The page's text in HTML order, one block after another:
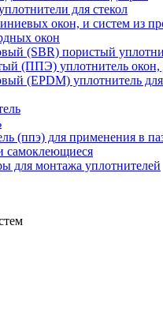
для стекол
окон, и систем из
окон
(SBR) пористый
(ППЭ) уплотнитель окон,
(EPDM) уплотнитель
(ппэ) для применения в
самоклеющиеся
для монтажа уплотнителей